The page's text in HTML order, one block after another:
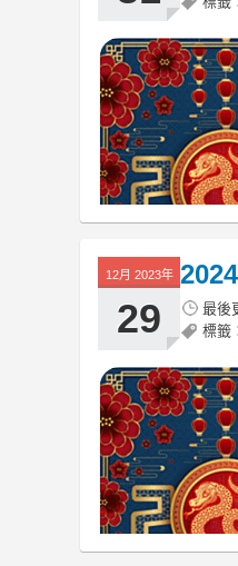
12月 2023年
29 最後
標籤